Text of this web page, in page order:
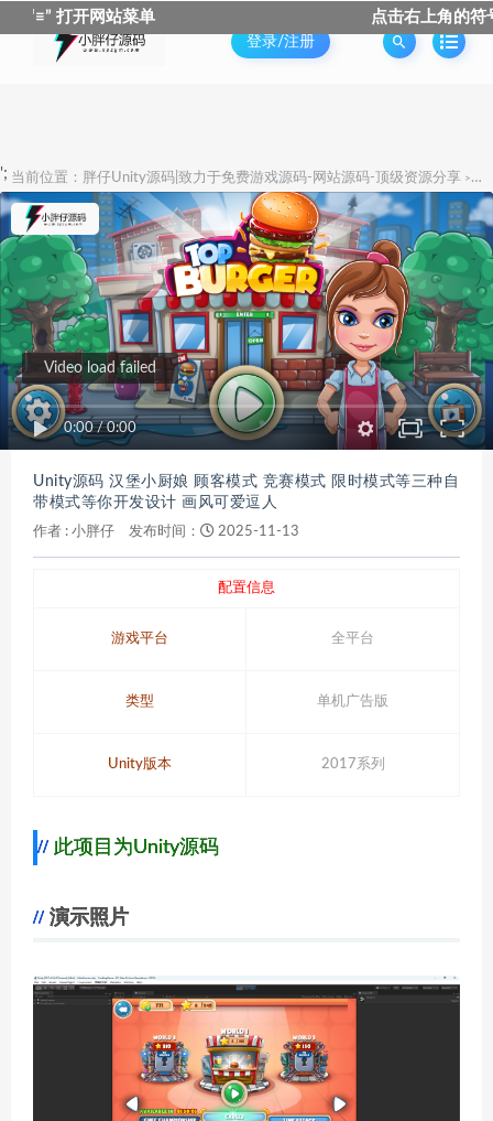
打开网站菜单 点击右上角的符号
登录/注册
'; 当前位置： 胖仔Unity源码|致力于免费游戏源码-网站源码-顶级资源分享 >
0:00/0:00
Video load failed
Unity源码 汉堡小厨娘 顾客模式 竞赛模式 限时模式等三种自
带模式等你开发设计 画风可爱逗人
作者 : 小胖仔 发布时间： 2025-11-13
配置信息
游戏平台 全平台
类型 单机广告版
Unity版本 2017系列
此项目为Unity源码
演示照片